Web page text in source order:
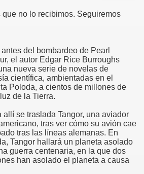
que no lo recibimos. Seguiremos
del bombardeo de Pearl
el autor Edgar Rice Burroughs
nueva serie de novelas de
científica, ambientadas en el
Poloda, a cientos de millones de
de la Tierra.
allí se traslada Tangor, una aviador
tras ver cómo su avión cae
tras las líneas alemanas. En
Tangor hallará un planeta asolado
guerra centenaria, en la que dos
han asolado el planeta a causa